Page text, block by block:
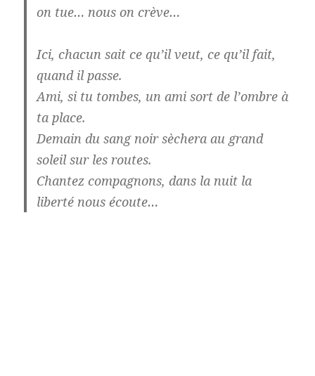
on tue… nous on crève…
Ici, chacun sait ce qu’il veut, ce qu’il fait,
quand il passe.
Ami, si tu tombes, un ami sort de l’ombre à
ta place.
Demain du sang noir sèchera au grand
soleil sur les routes.
Chantez compagnons, dans la nuit la
liberté nous écoute…